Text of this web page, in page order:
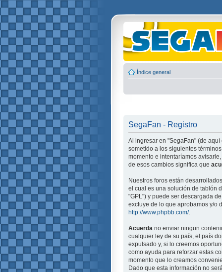
Índice general
SegaFan - Registro
Al ingresar en "SegaFan" (de
sometido a los siguientes
momento e intentaríamos
de esos cambios significa que
Nuestros foros están
el cual es una solución de tablón
"GPL") y puede ser descargada
excluye de lo que aprobamos y/o
http://www.phpbb.com/.
Acuerda no enviar ningun
cualquier ley de su país, el país
expulsado y, si lo creemos
como ayuda para reforzar estas
momento que lo creamos
Dado que esta información no